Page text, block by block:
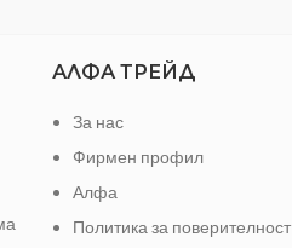
АЛФА ТРЕЙД
За нас
Фирмен профил
Алфа
Политика за поверителност